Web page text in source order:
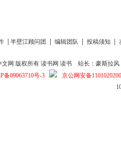
半壁江顾问团 编辑团队 投稿须知
文网 版权所有读书网 读书
站长：豪斯拉风
备09063710号-3
京公网安备